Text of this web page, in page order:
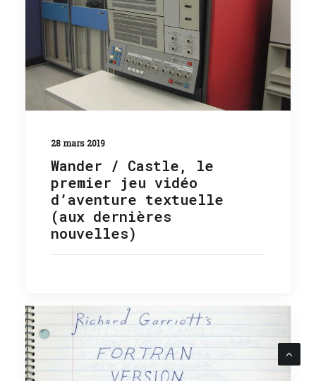
28 mars 2019
Wander / Castle, le
premier jeu vidéo
d’aventure textuelle
(aux dernières
nouvelles)